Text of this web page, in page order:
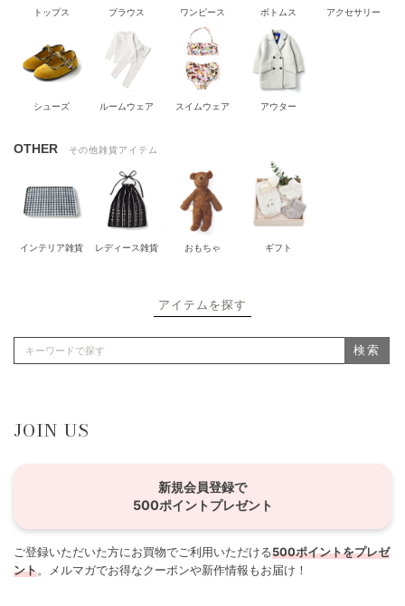
トップス ブラウス ワンピース ボトムス アクセサリー
シューズ ルームウェア スイムウェア アウター
OTHER その他雑貨アイテム
インテリア雑貨 レディース雑貨 おもちゃ ギフト
アイテムを探す
検索
JOIN US
新規会員登録で
500ポイントプレゼント
ご登録いただいた方にお買物でご利用いただける500ポイントをプレゼ
ント。メルマガでお得なクーポンや新作情報もお届け！